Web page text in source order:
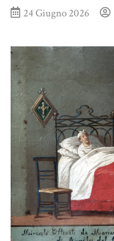
24 Giugno 2026